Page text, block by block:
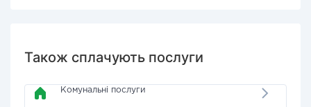
Також сплачують послуги
Комунальні послуги